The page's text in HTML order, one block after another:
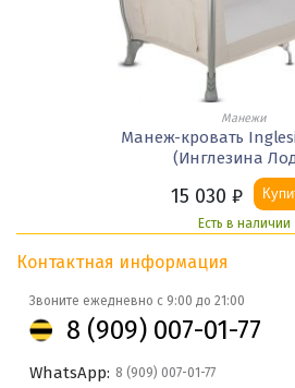
Манежи
Манеж-кровать
(Инглезина
15 030 ₽
Есть в наличии
Контактная информация
Звоните ежедневно с 9:00 до 21:00
8 (909) 007-01-77
WhatsApp: 8 (909) 007-01-77